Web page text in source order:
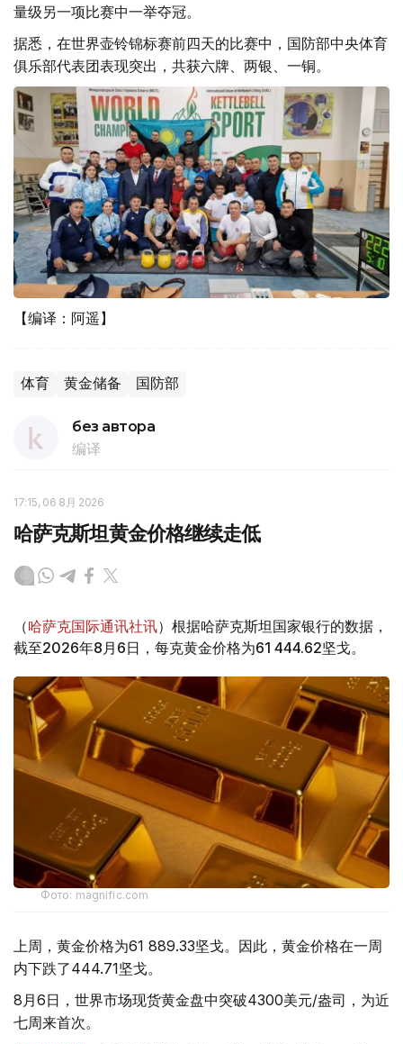
量级另一项比赛中一举夺冠。
据悉，在世界壶铃锦标赛前四天的比赛中，国防部中央体育
俱乐部代表团表现突出，共获六牌、两银、一铜。
【编译：阿遥】
体育 黄金储备 国防部
без автора
编译
17:15, 06 8月 2026
哈萨克斯坦黄金价格继续走低
（哈萨克国际通讯社讯）根据哈萨克斯坦国家银行的数据，
截至2026年8月6日，每克黄金价格为61 444.62坚戈。
Фото: magnific.com
上周，黄金价格为61 889.33坚戈。因此，黄金价格在一周
内下跌了444.71坚戈。
8月6日，世界市场现货黄金盘中突破4300美元/盎司，为近
七周来首次。